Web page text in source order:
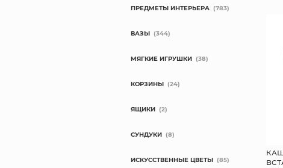
ПРЕДМЕТЫ ИНТЕРЬЕРА (783)
ВАЗЫ (344)
МЯГКИЕ ИГРУШКИ (38)
КОРЗИНЫ (24)
ЯЩИКИ (2)
СУНДУКИ (8)
ИСКУССТВЕННЫЕ ЦВЕТЫ (85)